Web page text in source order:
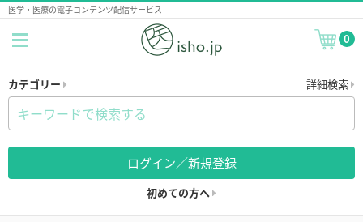
医学・医療の電子コンテンツ配信サービス
0
カテゴリー 詳細検索
ログイン／新規登録
初めての方へ